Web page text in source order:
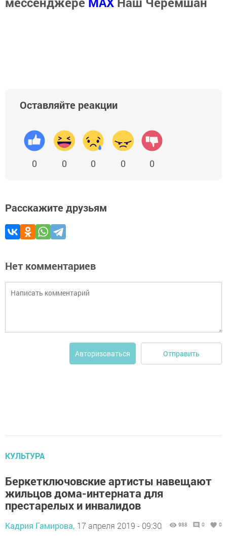
Оставляйте реакции
0 0 0 0 0
Расскажите друзьям
Нет комментариев
Авторизоваться Отправить
КУЛЬТУРА
Беркетключовские артисты навещают
жильцов дома-интерната для
престарелых и инвалидов
Кадрия Гамирова, 17 апреля 2019 - 09:30 988 0 0